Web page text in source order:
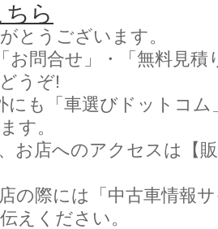
ら
とうございます。
お問合せ」・「無料見積
うぞ!
にも「車選びドットコ
す。
お店へのアクセスは【
の際には「中古車情報
えください。